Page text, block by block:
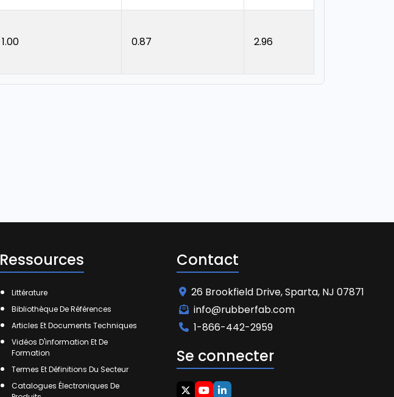
1.00 0.87 2.96
Ressources
Littérature
Bibliothèque De Références
Articles Et Documents Techniques
Vidéos D'information Et De
Formation
Termes Et Définitions Du Secteur
Catalogues Électroniques De
Contact
26 Brookfield Drive, Sparta, NJ 07871
info@rubberfab.com
1-866-442-2959
Se connecter